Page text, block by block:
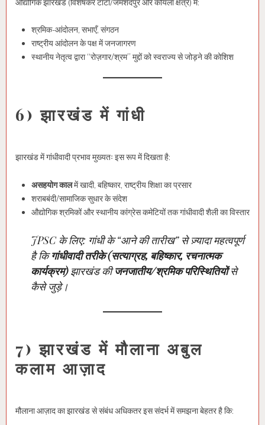
औद्योगिक झारखंड (विशेषकर टाटा/जमशेदपुर और कोयला क्षेत्र) में:
श्रमिक-आंदोलन, सभाएँ, संगठन
राष्ट्रीय आंदोलन के पक्ष में जनजागरण
स्थानीय नेतृत्व द्वारा “रोज़गार/श्रम” मुद्दों को स्वराज्य से जोड़ने की कोशिश
6) झारखंड में गांधी
झारखंड में गांधीवादी प्रभाव मुख्यतः इस रूप में दिखता है:
असहयोग कालमें खादी, बहिष्कार, राष्ट्रीय शिक्षा का प्रसार
शराबबंदी/सामाजिक सुधार के संदेश
औद्योगिक श्रमिकों और स्थानीय कांग्रेस कमेटियों तक गांधीवादी शैली का विस्तार
JPSC के लिए: गांधी के “आने की तारीख” से ज़्यादा महत्वपूर्ण
है किगांधीवादी तरीके (सत्याग्रह, बहिष्कार, रचनात्मक
कार्यक्रम)झारखंड कीजनजातीय/श्रमिक परिस्थितियोंसे
कैसे जुड़े।
7) झारखंड में मौलाना अबुल
कलाम आज़ाद
मौलाना आज़ाद का झारखंड से संबंध अधिकतर इस संदर्भ में समझना बेहतर है कि: